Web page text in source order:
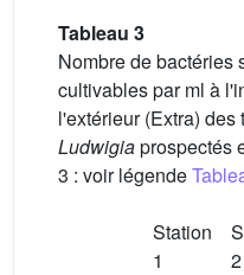
Tableau 3
Nombre de bactéries
cultivables par ml à
l'extérieur (Extra)
Ludwigiaprospectés
3 : voir légende
Station
1
2